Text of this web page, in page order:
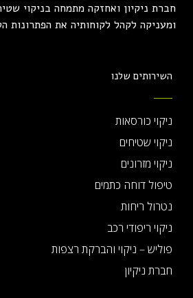
חברת ניקיון ואחזקה מתמחה בניקוי
ומעניקה לקהל לקוחותיה את הפתרונות
השירותים שלנו
ניקוי כורסאות
ניקוי שטיחים
ניקוי מזרונים
טיפול דוחה כתמים
נטרול ריחות
ניקוי ריפודי רכב
פוליש – ניקוי והברקת רצפות
חברת ניקיון